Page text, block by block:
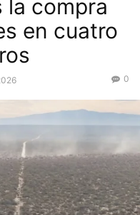
la compra
en cuatro
0